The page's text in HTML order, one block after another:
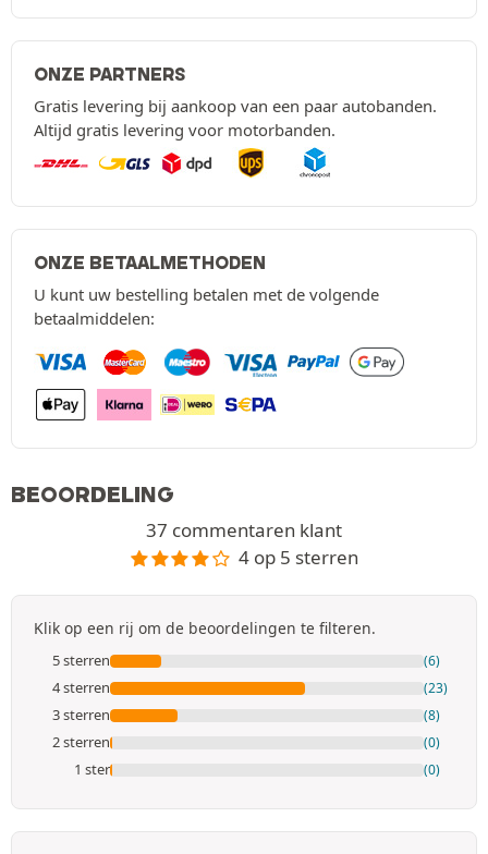
ONZE PARTNERS
Gratis levering bij aankoop van een paar autobanden.
Altijd gratis levering voor motorbanden.
ONZE BETAALMETHODEN
U kunt uw bestelling betalen met de volgende
betaalmiddelen:
BEOORDELING
37 commentaren klant
4 op 5 sterren
Klik op een rij om de beoordelingen te filteren.
5 sterren (6)
4 sterren (23)
3 sterren (8)
2 sterren (0)
1 ster (0)